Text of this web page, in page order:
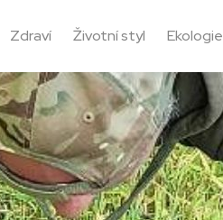
Zdraví Životní styl Ekologie